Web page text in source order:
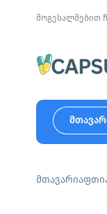
მოგესალმებით
მთავარი